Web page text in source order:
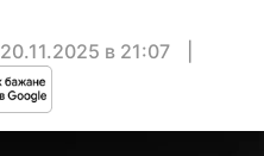
20.11.2025 в 21:07